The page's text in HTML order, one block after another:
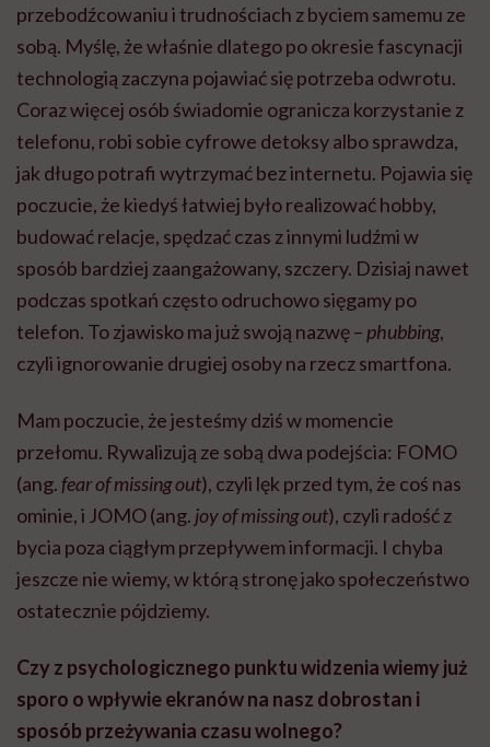
przebodźcowaniu i trudnościach z byciem samemu ze
sobą. Myślę, że właśnie dlatego po okresie fascynacji
technologią zaczyna pojawiać się potrzeba odwrotu.
Coraz więcej osób świadomie ogranicza korzystanie z
telefonu, robi sobie cyfrowe detoksy albo sprawdza,
jak długo potrafi wytrzymać bez internetu. Pojawia się
poczucie, że kiedyś łatwiej było realizować hobby,
budować relacje, spędzać czas z innymi ludźmi w
sposób bardziej zaangażowany, szczery. Dzisiaj nawet
podczas spotkań często odruchowo sięgamy po
telefon. To zjawisko ma już swoją nazwę – phubbing,
czyli ignorowanie drugiej osoby na rzecz smartfona.
Mam poczucie, że jesteśmy dziś w momencie
przełomu. Rywalizują ze sobą dwa podejścia: FOMO
(ang.fear of missing out), czyli lęk przed tym, że coś nas
ominie, i JOMO (ang. joy of missing out), czyli radość z
bycia poza ciągłym przepływem informacji. I chyba
jeszcze nie wiemy, w którą stronę jako społeczeństwo
ostatecznie pójdziemy.
Czy z psychologicznego punktu widzenia wiemy już
sporo o wpływie ekranów na nasz dobrostan i
sposób przeżywania czasu wolnego?